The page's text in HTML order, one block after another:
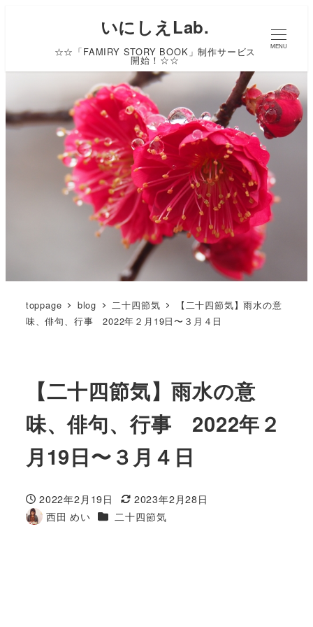
いにしえLab.
☆☆「FAMIRY STORY BOOK」制作サービス
開始！☆☆
MENU
toppage blog 二十四節気
【二十四節気】雨水の意
味、俳句、行事 2022年２月19日〜３月４日
【二十四節気】雨水の意
味、俳句、行事 2022年２
月19日〜３月４日
投稿日
2022年2月19日
更新日
2023年2月28日
著
西田 めい カテゴリー
二十四節気